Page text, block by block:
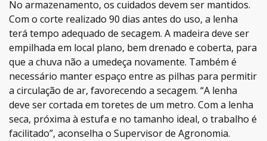
No armazenamento, os cuidados devem ser mantidos.
Com o corte realizado 90 dias antes do uso, a lenha
terá tempo adequado de secagem. A madeira deve ser
empilhada em local plano, bem drenado e coberta, para
que a chuva não a umedeça novamente. Também é
necessário manter espaço entre as pilhas para permitir
a circulação de ar, favorecendo a secagem. “A lenha
deve ser cortada em toretes de um metro. Com a lenha
seca, próxima à estufa e no tamanho ideal, o trabalho é
facilitado”, aconselha o Supervisor de Agronomia.